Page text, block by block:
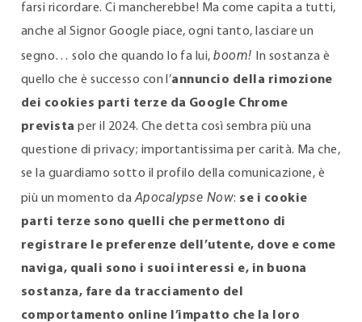
farsi ricordare. Ci mancherebbe! Ma come capita a tutti,
anche al Signor Google piace, ogni tanto, lasciare un
segno… solo che quando lo fa lui,boom!
In sostanza è
quello che è successo con l’annuncio della rimozione
dei cookies parti terze da Google Chrome
prevista per il 2024. Che detta così sembra più una
questione di privacy; importantissima per carità. Ma che,
se la guardiamo sotto il profilo della comunicazione, è
più un momento daApocalypse Now: se i cookie
parti terze sono quelli che permettono di
registrare le preferenze dell’utente, dove e come
naviga, quali sono i suoi interessi e, in buona
sostanza, fare da tracciamento del
comportamento online l’impatto che la loro